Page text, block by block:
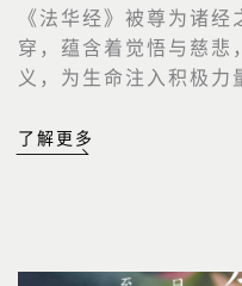
《法华经》被尊为诸
穿，蕴含着觉悟与慈悲
义，为生命注入积极力
了解更多